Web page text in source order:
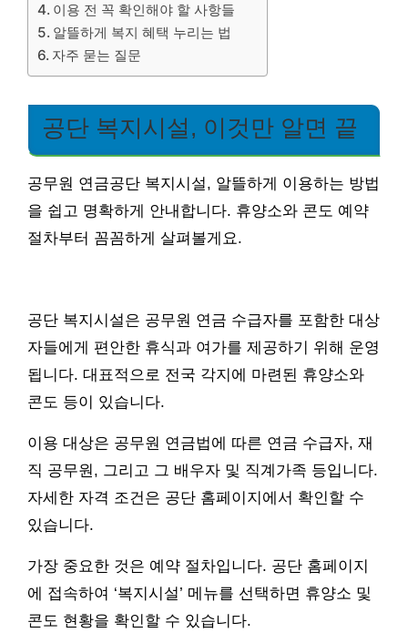
이용 전 꼭 확인해야 할 사항들
알뜰하게 복지 혜택 누리는 법
자주 묻는 질문
공단 복지시설, 이것만 알면 끝
공무원 연금공단 복지시설, 알뜰하게 이용하는 방법
을 쉽고 명확하게 안내합니다. 휴양소와 콘도 예약
절차부터 꼼꼼하게 살펴볼게요.
공단 복지시설은 공무원 연금 수급자를 포함한 대상
자들에게 편안한 휴식과 여가를 제공하기 위해 운영
됩니다. 대표적으로 전국 각지에 마련된 휴양소와
콘도 등이 있습니다.
이용 대상은 공무원 연금법에 따른 연금 수급자, 재
직 공무원, 그리고 그 배우자 및 직계가족 등입니다.
자세한 자격 조건은 공단 홈페이지에서 확인할 수
있습니다.
가장 중요한 것은 예약 절차입니다. 공단 홈페이지
에 접속하여 ‘복지시설’ 메뉴를 선택하면 휴양소 및
콘도 현황을 확인할 수 있습니다.